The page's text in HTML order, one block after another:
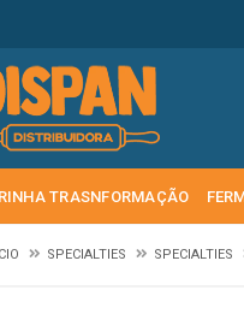
TRASNFORMAÇÃO
SPECIALTIES SPECIALTIES